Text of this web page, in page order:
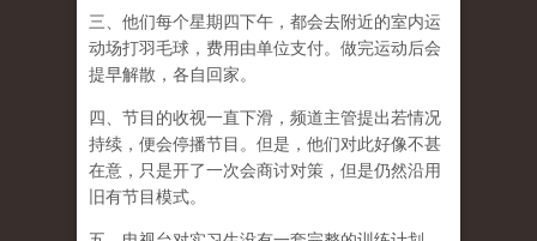
三、他们每个星期四下午，都会去附近的室内运
动场打羽毛球，费用由单位支付。做完运动后会
提早解散，各自回家。
四、节目的收视一直下滑，频道主管提出若情况
持续，便会停播节目。但是，他们对此好像不甚
在意，只是开了一次会商讨对策，但是仍然沿用
旧有节目模式。